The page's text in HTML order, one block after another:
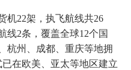
机22架，执飞航线共26
线2条，覆盖全球12个国
杭州、成都、重庆等地拥
在欧美、亚太等地区建立